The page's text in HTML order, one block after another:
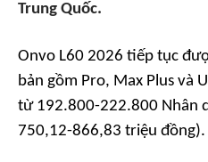
Trung Quốc.
Onvo L60 2026 tiếp tục
bản gồm Pro, Max Plus và
từ 192.800-222.800 Nhân
750,12-866,83 triệu đồng).